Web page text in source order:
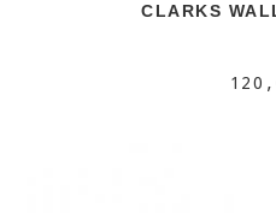
CLARKS